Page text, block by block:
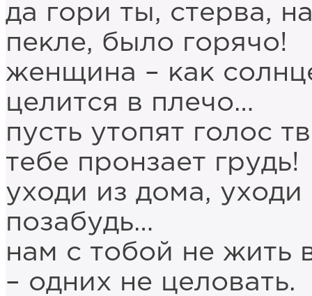
да гори ты, стерва,
пекле, было горячо!
женщина – как
целится в плечо…
пусть утопят голос
тебе пронзает грудь!
уходи из дома, уходи
позабудь…
нам с тобой не жить
– одних не целовать.